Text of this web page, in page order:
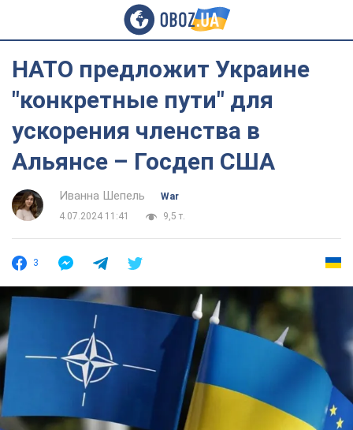
НАТО предложит Украине
"конкретные пути" для
ускорения членства в
Альянсе – Госдеп США
Иванна Шепель
War
4.07.2024 11:41
9,5 т.
3